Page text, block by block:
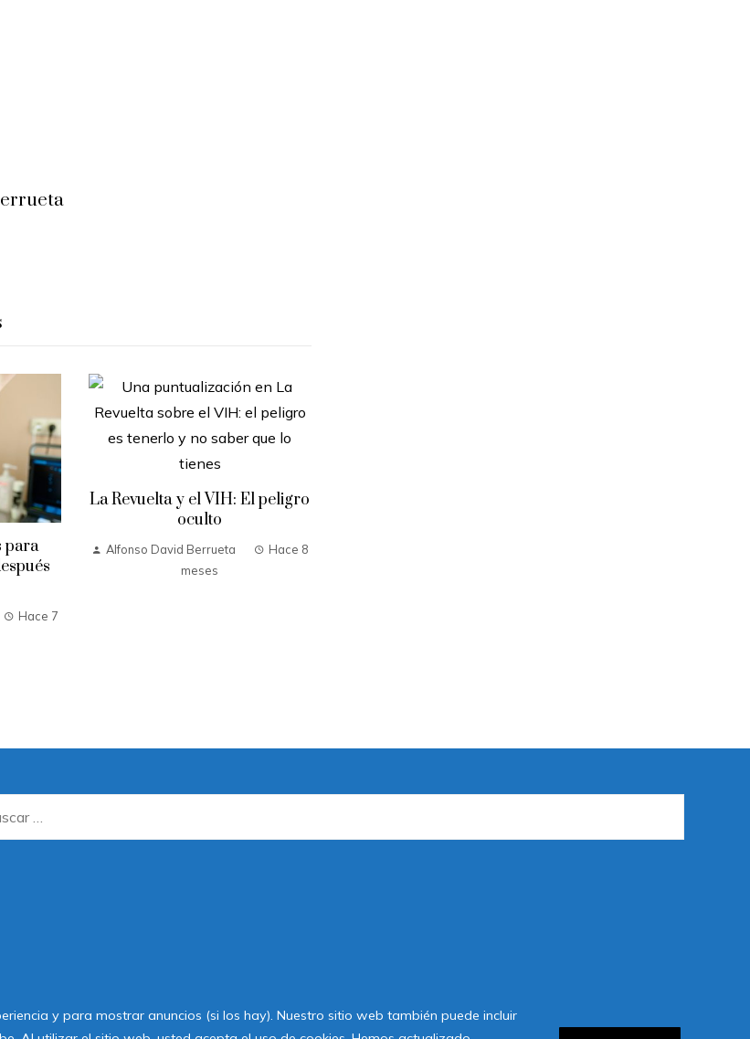
y para mostrar anuncios (si los hay). Nuestro sitio web también puede incluir
para
Hace 7
La Revuelta y el VIH: El peligro
oculto
Alfonso David Berrueta
Hace 8
meses
2020 Todos los derechos reservados